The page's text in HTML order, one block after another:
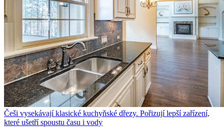
Češi vysekávají klasické kuchyňské dřezy. Pořizují lepší zařízení,
které ušetří spoustu času i vody